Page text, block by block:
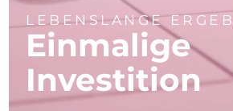
LEBENSLANGE
Einmalige
Investition